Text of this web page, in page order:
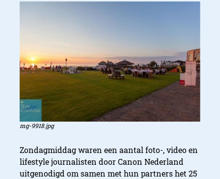
mg-9918.jpg
Zondagmiddag waren een aantal foto-, video en
lifestyle journalisten door Canon Nederland
uitgenodigd om samen met hun partners het 25